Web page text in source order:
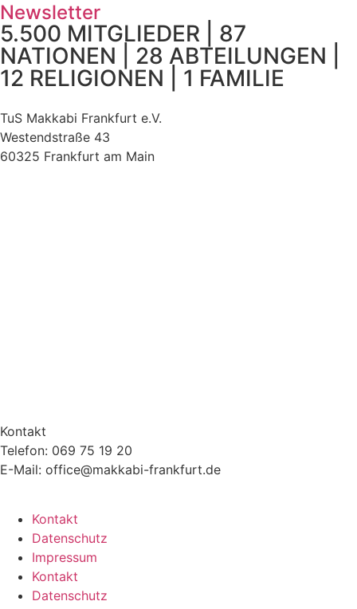
Newsletter
5.500 MITGLIEDER | 87
NATIONEN | 28 ABTEILUNGEN |
12 RELIGIONEN | 1 FAMILIE
TuS Makkabi Frankfurt e.V.
Westendstraße 43
60325 Frankfurt am Main
Kontakt
Telefon: 069 75 19 20
E-Mail: office@makkabi-frankfurt.de
Kontakt
Datenschutz
Impressum
Kontakt
Datenschutz